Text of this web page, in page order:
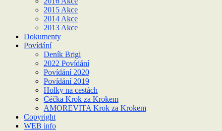
2015 Akce
2014 Akce
2013 Akce
Dokumenty
Povídání
Deník Brigi
2022 Povídání
Povídání 2020
Povídání 2019
Holky na cestách
Céčka Krok za Krokem
AMOREVITA Krok za Krokem
Copyright
WEB info